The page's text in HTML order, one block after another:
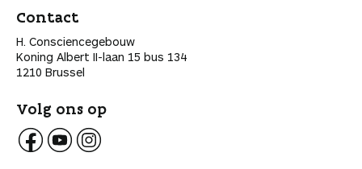
Contact
H. Consciencegebouw
Koning Albert II-laan 15 bus 134
1210 Brussel
Volg ons op